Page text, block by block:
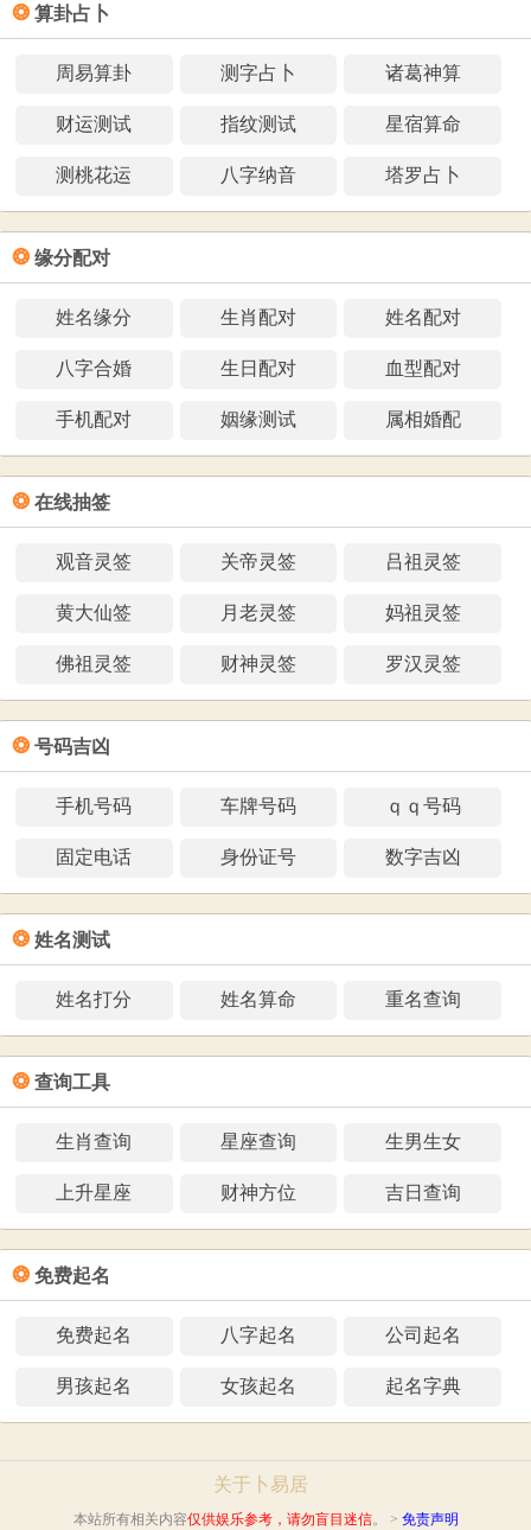
❂ 算卦占卜
周易算卦 测字占卜 诸葛神算
财运测试 指纹测试 星宿算命
测桃花运 八字纳音 塔罗占卜
❂ 缘分配对
姓名缘分 生肖配对 姓名配对
八字合婚 生日配对 血型配对
手机配对 姻缘测试 属相婚配
❂ 在线抽签
观音灵签 关帝灵签 吕祖灵签
黄大仙签 月老灵签 妈祖灵签
佛祖灵签 财神灵签 罗汉灵签
❂ 号码吉凶
手机号码 车牌号码 ｑｑ号码
固定电话 身份证号 数字吉凶
❂ 姓名测试
姓名打分 姓名算命 重名查询
❂ 查询工具
生肖查询 星座查询 生男生女
上升星座 财神方位 吉日查询
❂ 免费起名
免费起名 八字起名 公司起名
男孩起名 女孩起名 起名字典
关于卜易居
本站所有相关内容仅供娱乐参考，请勿盲目迷信。 > 免责声明